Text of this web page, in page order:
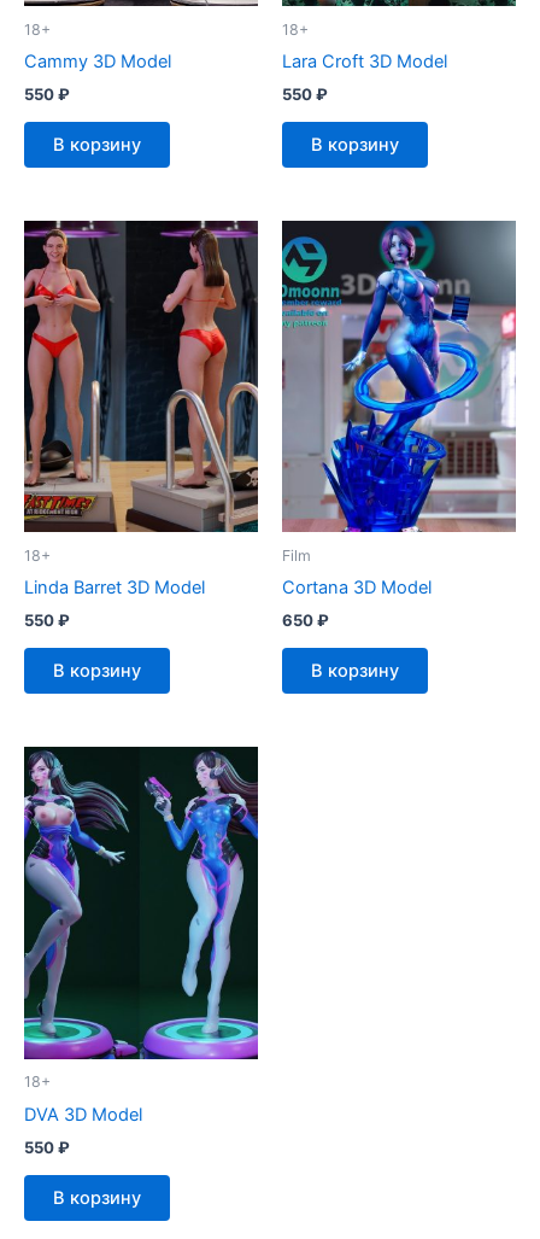
18+
Cammy 3D Model
550₽
В корзину
18+
Lara Croft 3D Model
550₽
В корзину
18+
Linda Barret 3D Model
550₽
В корзину
Film
Cortana 3D Model
650₽
В корзину
18+
DVA 3D Model
550₽
В корзину